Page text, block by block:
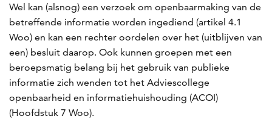
Wel kan (alsnog) een verzoek om openbaarmaking van de
betreffende informatie worden ingediend (artikel 4.1
Woo) en kan een rechter oordelen over het (uitblijven van
een) besluit daarop. Ook kunnen groepen met een
beroepsmatig belang bij het gebruik van publieke
informatie zich wenden tot het Adviescollege
openbaarheid en informatiehuishouding (ACOI)
(Hoofdstuk 7 Woo).